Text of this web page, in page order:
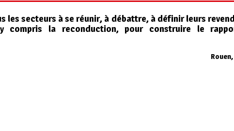
les secteurs à se réunir, à débattre, à définir leurs
compris la reconduction, pour construire le